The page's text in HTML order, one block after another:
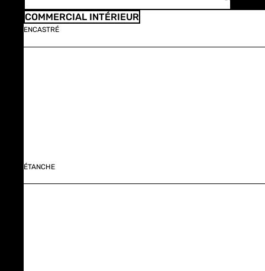
COMMERCIAL INTÉRIEUR
ENCASTRÉ
ÉTANCHE